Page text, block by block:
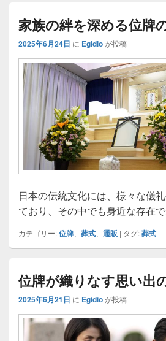
家族の絆を深める位牌
2025年6月24日 に Egidioが投稿
日本の伝統文化には、様々な儀
ており、その中でも身近な存在
カテゴリー:位牌、 葬式、 通販 | タグ:葬式
位牌が織りなす思い出
2025年6月21日 に Egidioが投稿